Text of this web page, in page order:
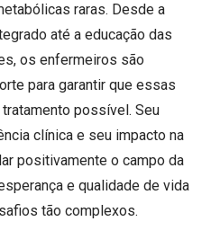
raras. Desde a
até a educação das
os enfermeiros são
para garantir que essas
possível. Seu
clínica e seu impacto na
positivamente o campo da
e qualidade de vida
tão complexos.